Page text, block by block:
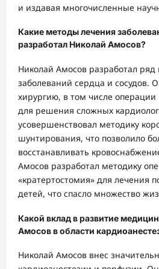
и издавая многочисленные
Какие методы лечения
разработал Николай Амосов?
Николай Амосов разработал
заболеваний сердца и сосудов.
хирургию, в том числе
для решения сложных
усовершенствовал методику
шунтирования, что позволило
восстанавливать
Амосов разработал методику
«кратертостомия» для лечения
детей, что спасло множество
Какой вклад в развитие
Амосов в области
Николай Амосов внес